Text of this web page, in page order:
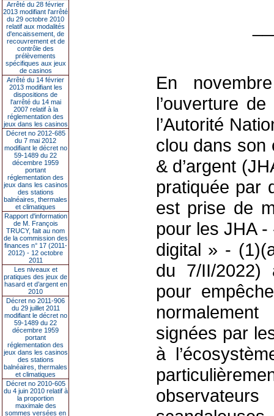
Arrêté du 28 février
2013 modifiant l'arrêté
du 29 octobre 2010
relatif aux modalités
d'encaissement, de
recouvrement et de
contrôle des
prélèvements
spécifiques aux jeux
de casinos
Arrêté du 14 février
2013 modifiant les
dispositions de
l'arrêté du 14 mai
2007 relatif à la
réglementation des
jeux dans les casinos
Décret no 2012-685
du 7 mai 2012
modifiant le décret no
59-1489 du 22
décembre 1959
portant
réglementation des
jeux dans les casinos
des stations
balnéaires, thermales
et climatiques
Rapport d'information
de M. François
TRUCY, fait au nom
de la commission des
finances n° 17 (2011-
2012) - 12 octobre
2011
Les niveaux et
pratiques des jeux de
hasard et d’argent en
2010
Décret no 2011-906
du 29 juillet 2011
modifiant le décret no
59-1489 du 22
décembre 1959
portant
réglementation des
jeux dans les casinos
des stations
balnéaires, thermales
et climatiques
Décret no 2010-605
du 4 juin 2010 relatif à
la proportion
maximale des
sommes versées en
En
l’ouverture
l’Autorité
clou dans son
& d’argent
pratiquée par
est prise de
pour les JHA
digital » -
du 7/II/2022)
pour
signées par
à